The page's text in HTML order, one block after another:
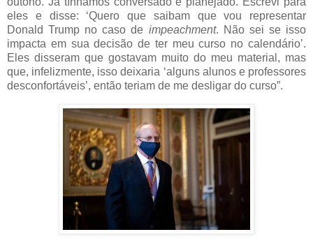
eles e disse: ‘Quero que saibam que vou representar
Donald Trump no caso de impeachment. Não sei se isso
impacta em sua decisão de ter meu curso no calendário’.
Eles disseram que gostavam muito do meu material, mas
que, infelizmente, isso deixaria ‘alguns alunos e professores
desconfortáveis’, então teriam de me desligar do curso”.